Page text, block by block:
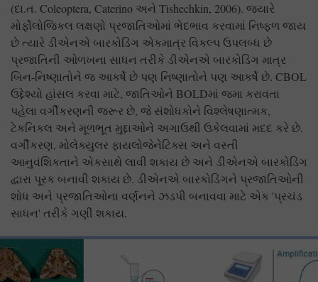
(દા.ત. Coleoptera, Caterino અને Tishechkin, 2006). જ્યારે
મોર્ફોલોજિકલ લક્ષણો પ્રજાતિઓમાં ભેદભાવ કરવામાં નિષ્ફળ જાય
છે ત્યારે ડીએનએ બારકોડિંગ એકમાત્ર વિકલ્પ ઉપલબ્ધ છે
પ્રજાતિની ઓળખના સાધન તરીકે ડીએનએ બારકોડિંગ માત્ર
બિન-નિષ્ણાતોને જ આકર્ષે છે પણ નિષ્ણાતોને પણ આકર્ષે છે. CBOL
ઉદ્દેશ્યો હાંસલ કરવા માટે, જાતિઓને BOLDમાં જમા કરાવતા
પહેલા વર્ગીકરણની જરૂર છે, જે સંશોધકોને વિશ્લેષણાત્મક,
ટેકનિકલ અને મૂળભૂત મુદ્દાઓને અગાઉથી ઉકેલવામાં મદદ કરે છે.
વર્ગીકરણ, મોલેક્યુલર ફાયલોજેનેટિક્સ અને વસ્તી
આનુવંશિકતાને એકસાથે લાવી શકાય છે અને ડીએનએ બારકોડિંગ
દ્વારા પૂરક બનાવી શકાય છે. ડીએનએ બારકોડિંગને પ્રજાતિઓની
શોધ અને પ્રજાતિઓના વર્ણનને ઝડપી બનાવવા માટે એક 'પ્રચંડ
સાધન' તરીકે ગણી શકાય.